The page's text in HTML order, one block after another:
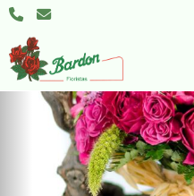
Anterior